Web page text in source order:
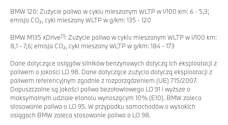
BMW 120: Zużycie paliwa w cyklu mieszanym WLTP w l/100 km: 6 - 5,3;
emisja CO₂, cykl mieszany WLTP w g/km: 135 - 120
BMW M135 xDrive[1]: Zużycie paliwa w cyklu mieszanym WLTP w l/100 km:
8,1 - 7,6; emisja CO₂, cykl mieszany WLTP w g/km: 184 - 173
Dane dotyczące osiągów silników benzynowych dotyczą ich eksploatacji z
paliwem o jakości LO 98. Dane dotyczące zużycia dotyczą eksploatacji z
paliwem referencyjnym zgodnie z rozporządzeniem (UE) 715/2007.
Dopuszczalne są jakości paliwa bezołowiowego LO 91 i wyższe o
maksymalnym udziale etanolu wynoszącym 10% (E10). BMW zaleca
stosowanie paliwa o LO 95. W przypadku samochodów o wysokich
osiągach BMW zaleca stosowanie paliwa o LO 98.